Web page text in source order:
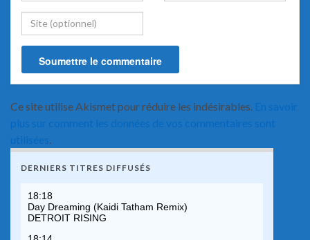
Ce site utilise Akismet pour réduire les indésirables. En savoir
plus sur comment les données de vos commentaires sont
utilisées
DERNIERS TITRES DIFFUSÉS